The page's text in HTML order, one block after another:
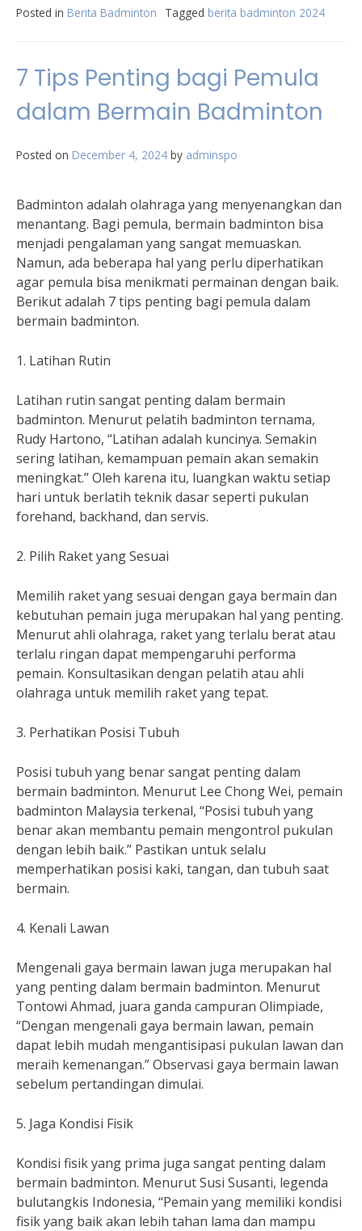
Posted in Berita Badminton Tagged berita badminton 2024
7 Tips Penting bagi Pemula
dalam Bermain Badminton
Posted on December 4, 2024 by adminspo
Badminton adalah olahraga yang menyenangkan dan
menantang. Bagi pemula, bermain badminton bisa
menjadi pengalaman yang sangat memuaskan.
Namun, ada beberapa hal yang perlu diperhatikan
agar pemula bisa menikmati permainan dengan baik.
Berikut adalah 7 tips penting bagi pemula dalam
bermain badminton.
1. Latihan Rutin
Latihan rutin sangat penting dalam bermain
badminton. Menurut pelatih badminton ternama,
Rudy Hartono, “Latihan adalah kuncinya. Semakin
sering latihan, kemampuan pemain akan semakin
meningkat.” Oleh karena itu, luangkan waktu setiap
hari untuk berlatih teknik dasar seperti pukulan
forehand, backhand, dan servis.
2. Pilih Raket yang Sesuai
Memilih raket yang sesuai dengan gaya bermain dan
kebutuhan pemain juga merupakan hal yang penting.
Menurut ahli olahraga, raket yang terlalu berat atau
terlalu ringan dapat mempengaruhi performa
pemain. Konsultasikan dengan pelatih atau ahli
olahraga untuk memilih raket yang tepat.
3. Perhatikan Posisi Tubuh
Posisi tubuh yang benar sangat penting dalam
bermain badminton. Menurut Lee Chong Wei, pemain
badminton Malaysia terkenal, “Posisi tubuh yang
benar akan membantu pemain mengontrol pukulan
dengan lebih baik.” Pastikan untuk selalu
memperhatikan posisi kaki, tangan, dan tubuh saat
bermain.
4. Kenali Lawan
Mengenali gaya bermain lawan juga merupakan hal
yang penting dalam bermain badminton. Menurut
Tontowi Ahmad, juara ganda campuran Olimpiade,
“Dengan mengenali gaya bermain lawan, pemain
dapat lebih mudah mengantisipasi pukulan lawan dan
meraih kemenangan.” Observasi gaya bermain lawan
sebelum pertandingan dimulai.
5. Jaga Kondisi Fisik
Kondisi fisik yang prima juga sangat penting dalam
bermain badminton. Menurut Susi Susanti, legenda
bulutangkis Indonesia, “Pemain yang memiliki kondisi
fisik yang baik akan lebih tahan lama dan mampu